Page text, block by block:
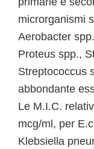
microrganismi
Aerobacter
Proteus spp.,
Streptococcus
abbondante
Le M.I.C.
mcg/ml, per
Klebsiella